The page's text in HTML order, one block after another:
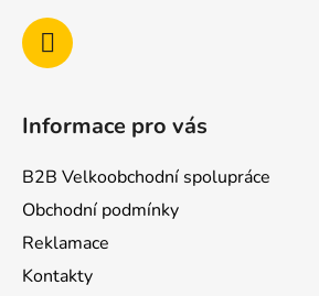
Informace pro vás
B2B Velkoobchodní spolupráce
Obchodní podmínky
Reklamace
Kontakty